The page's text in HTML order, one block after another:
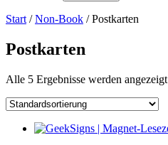
Start /Non-Book / Postkarten
Postkarten
Alle 5 Ergebnisse werden angezeigt